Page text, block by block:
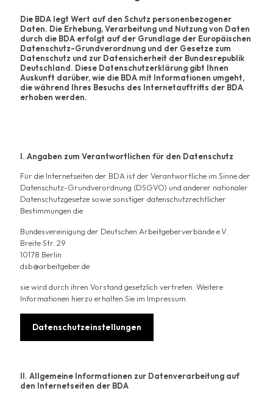
Die BDA legt Wert auf den Schutz personenbezogener
Daten. Die Erhebung, Verarbeitung und Nutzung von Daten
durch die BDA erfolgt auf der Grundlage der Europäischen
Datenschutz-Grundverordnung und der Gesetze zum
Datenschutz und zur Datensicherheit der Bundesrepublik
Deutschland. Diese Datenschutzerklärung gibt Ihnen
Auskunft darüber, wie die BDA mit Informationen umgeht,
die während Ihres Besuchs des Internetauftritts der BDA
erhoben werden.
I. Angaben zum Verantwortlichen für den Datenschutz
Für die Internetseiten der BDA ist der Verantwortliche im Sinne der
Datenschutz-Grundverordnung (DSGVO) und anderer nationaler
Datenschutzgesetze sowie sonstiger datenschutzrechtlicher
Bestimmungen die
Bundesvereinigung der Deutschen Arbeitgeberverbände e.V.
Breite Str. 29
10178 Berlin
dsb@arbeitgeber.de
sie wird durch ihren Vorstand gesetzlich vertreten. Weitere
Informationen hierzu erhalten Sie im Impressum.
Datenschutzeinstellungen
II. Allgemeine Informationen zur Datenverarbeitung auf
den Internetseiten der BDA